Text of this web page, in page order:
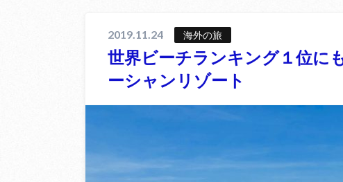
2019.11.24 海外の旅
世界ビーチランキング１位に
ーシャンリゾート